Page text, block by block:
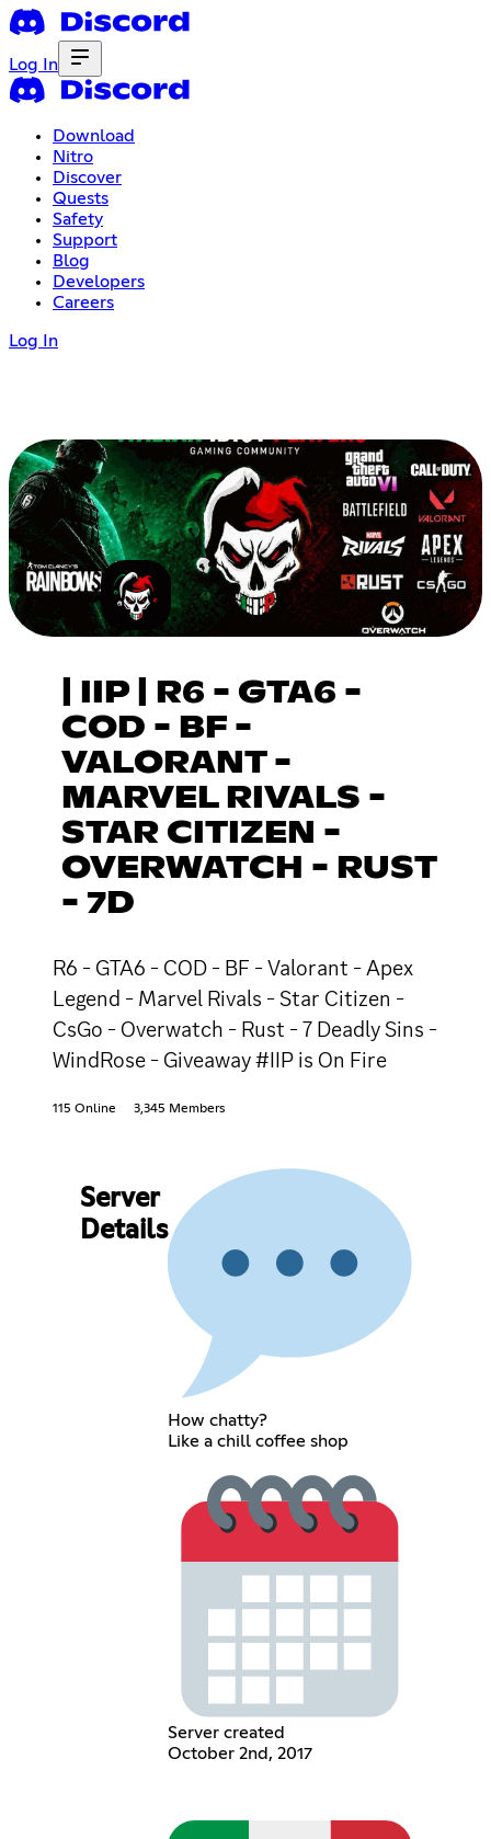
Log In
Download
Nitro
Discover
Quests
Safety
Support
Blog
Developers
Careers
Log In
| IIP | R6 - GTA6 -
COD - BF -
VALORANT -
MARVEL RIVALS -
STAR CITIZEN -
OVERWATCH - RUST
- 7D
R6 - GTA6 - COD - BF - Valorant - Apex
Legend - Marvel Rivals - Star Citizen -
CsGo - Overwatch - Rust - 7 Deadly Sins -
WindRose - Giveaway #IIP is On Fire
115 Online 3,345 Members
Server
Details
How chatty?
Like a chill coffee shop
Server created
October 2nd, 2017